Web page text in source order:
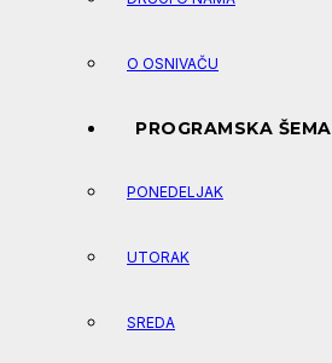
O OSNIVAČU
PROGRAMSKA ŠEMA
PONEDELJAK
UTORAK
SREDA